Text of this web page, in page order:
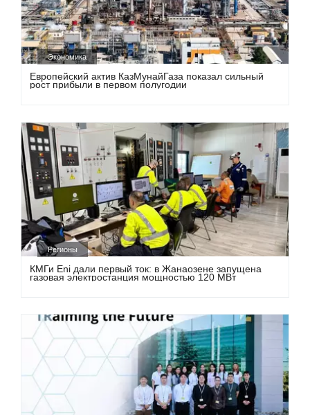
Экономика
Европейский актив КазМунайГаза показал сильный
рост прибыли в первом полугодии
Регионы
КМГи Eni дали первый ток: в Жанаозене запущена
газовая электростанция мощностью 120 МВт